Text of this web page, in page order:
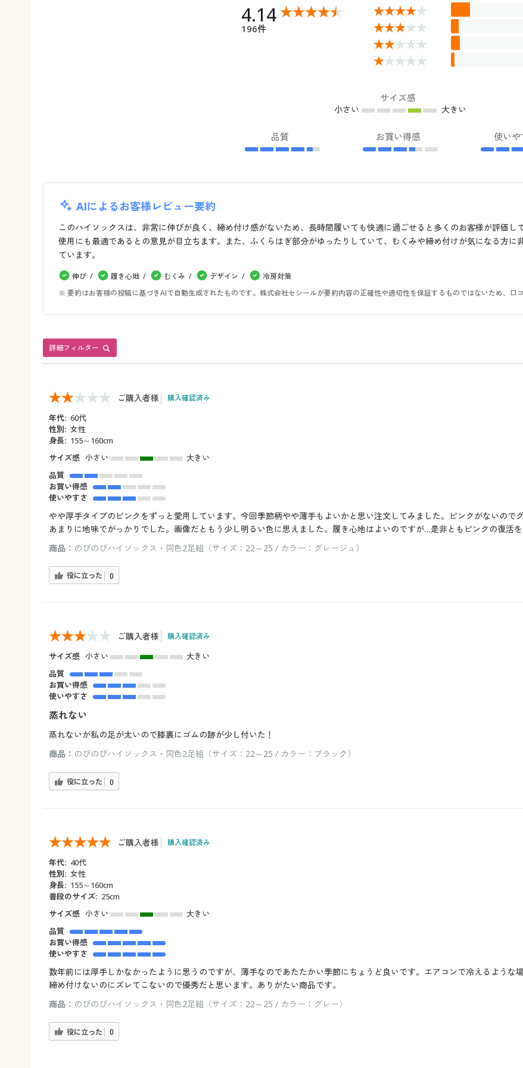
4.14
196件
サイズ感
小さい 大きい
品質 お買い得感 使いや
AIによるお客様レビュー要約
このハイソックスは、非常に伸びが良く、締め付け感がないため、長時間履いても快適に過ごせると多くのお客様が評価
使用にも最適であるとの意見が目立ちます。また、ふくらはぎ部分がゆったりしていて、むくみや締め付けが気になる方
ています。
伸び 履き心地 むくみ デザイン
冷房対策
※ 要約はお客様の投稿に基づきAIで自動生成されたものです。株式会社セシールが要約内容の正確性や適切性を保証するものではないため、口
詳細フィルター
ご購入者様 購入確認済み
年代: 60代
性別: 女性
身長: 155～160cm
サイズ感 小さい
大きい
品質
お買い得感
使いやすさ
やや厚手タイプのピンクをずっと愛用しています。今回季節柄やや薄手もよいかと思い注文してみました。ピンクがないので
あまりに地味でがっかりでした。画像だともう少し明るい色に思えました。履き心地はよいのですが…是非ともピンクの復活を
商品： のびのびハイソックス・同色2足組（サイズ：22～25 / カラー：グレージュ）
役に立った 0
ご購入者様 購入確認済み
サイズ感 小さい
大きい
品質
お買い得感
使いやすさ
蒸れない
蒸れないが私の足が太いので膝裏にゴムの跡が少し付いた！
商品： のびのびハイソックス・同色2足組（サイズ：22～25 / カラー：ブラック）
役に立った 0
ご購入者様 購入確認済み
年代: 40代
性別: 女性
身長: 155～160cm
普段のサイズ: 25cm
サイズ感 小さい
大きい
品質
お買い得感
使いやすさ
数年前には厚手しかなかったように思うのですが、薄手なのであたたかい季節にちょうど良いです。エアコンで冷えるよう
締め付けないのにズレてこないので優秀だと思います。ありがたい商品です。
商品： のびのびハイソックス・同色2足組（サイズ：22～25 / カラー：グレー）
役に立った 0